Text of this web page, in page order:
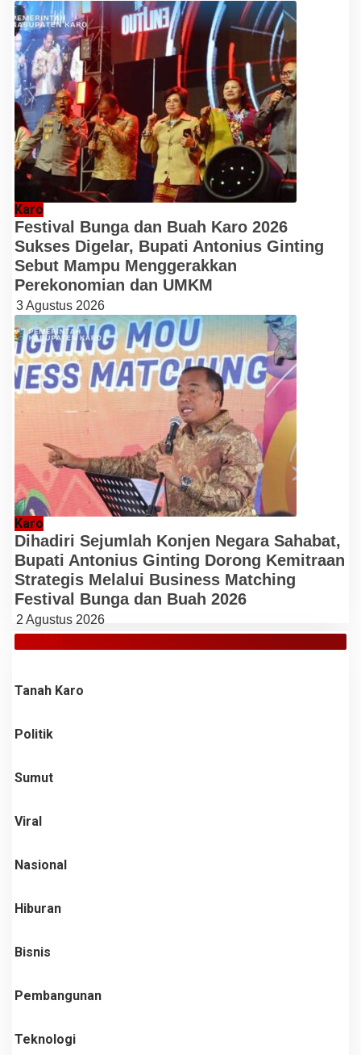
Karo
Festival Bunga dan Buah Karo 2026
Sukses Digelar, Bupati Antonius Ginting
Sebut Mampu Menggerakkan
Perekonomian dan UMKM
3 Agustus 2026
Karo
Dihadiri Sejumlah Konjen Negara Sahabat,
Bupati Antonius Ginting Dorong Kemitraan
Strategis Melalui Business Matching
Festival Bunga dan Buah 2026
2 Agustus 2026
JELAJAH
Tanah Karo
Politik
Sumut
Viral
Nasional
Hiburan
Bisnis
Pembangunan
Teknologi